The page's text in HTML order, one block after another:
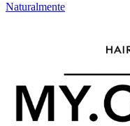
Naturalmente